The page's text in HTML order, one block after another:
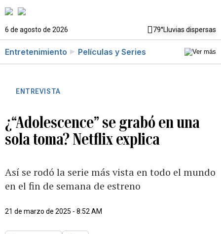
6 de agosto de 2026 79°Lluvias dispersas
Entretenimiento Películas y Series
ENTREVISTA
¿“Adolescence” se grabó en una
sola toma? Netflix explica
Así se rodó la serie más vista en todo el mundo
en el fin de semana de estreno
21 de marzo de 2025 - 8:52 AM